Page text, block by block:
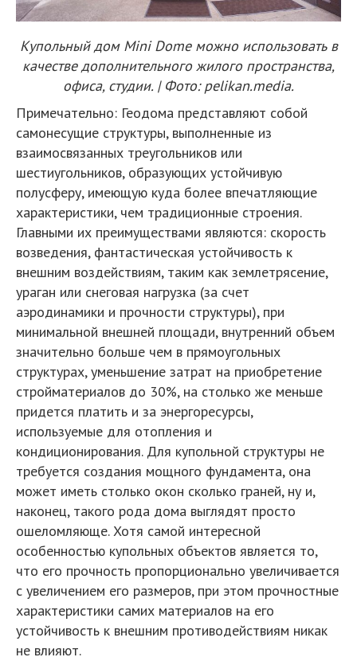
Купольный дом Mini Dome можно использовать в
качестве дополнительного жилого пространства,
офиса, студии. | Фото: pelikan.media.
Примечательно: Геодома представляют собой
самонесущие структуры, выполненные из
взаимосвязанных треугольников или
шестиугольников, образующих устойчивую
полусферу, имеющую куда более впечатляющие
характеристики, чем традиционные строения.
Главными их преимуществами являются: скорость
возведения, фантастическая устойчивость к
внешним воздействиям, таким как землетрясение,
ураган или снеговая нагрузка (за счет
аэродинамики и прочности структуры), при
минимальной внешней площади, внутренний объем
значительно больше чем в прямоугольных
структурах, уменьшение затрат на приобретение
стройматериалов до 30%, на столько же меньше
придется платить и за энергоресурсы,
используемые для отопления и
кондиционирования. Для купольной структуры не
требуется создания мощного фундамента, она
может иметь столько окон сколько граней, ну и,
наконец, такого рода дома выглядят просто
ошеломляюще. Хотя самой интересной
особенностью купольных объектов является то,
что его прочность пропорционально увеличивается
с увеличением его размеров, при этом прочностные
характеристики самих материалов на его
устойчивость к внешним противодействиям никак
не влияют.